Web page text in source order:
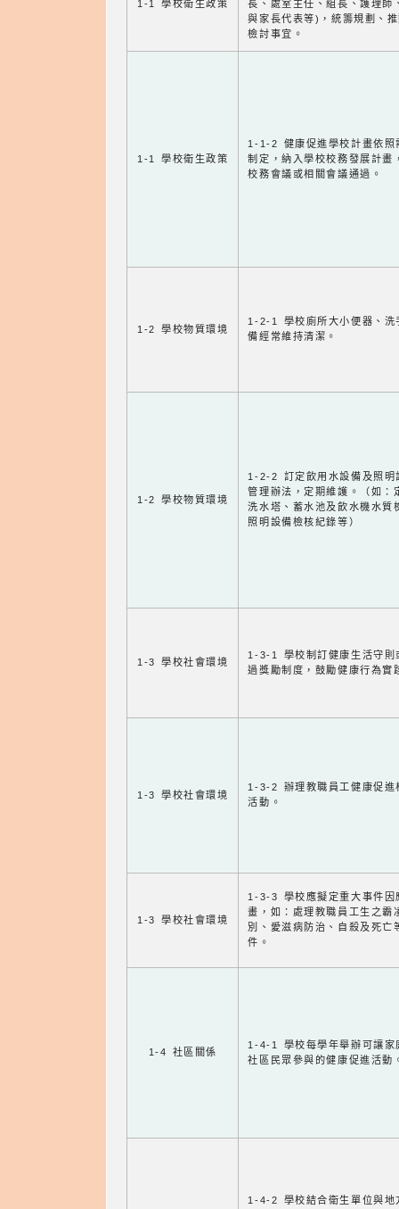
1-1 學校衛生政策
長、處室主任、組長、護理師
與家長代表等)，統籌規劃、
檢討事宜。
1-1 學校衛生政策
1-1-2 健康促進學校計畫依照
制定，納入學校校務發展計畫
校務會議或相關會議通過。
1-2 學校物質環境
1-2-1 學校廁所大小便器、洗
備經常維持清潔。
1-2 學校物質環境
1-2-2 訂定飲用水設備及照明
管理辦法，定期維護。（如：
洗水塔、蓄水池及飲水機水質
照明設備檢核紀錄等）
1-3 學校社會環境
1-3-1 學校制訂健康生活守則
過獎勵制度，鼓勵健康行為實
1-3 學校社會環境
1-3-2 辦理教職員工健康促進
活動。
1-3 學校社會環境
1-3-3 學校應擬定重大事件因
畫，如：處理教職員工生之霸
別、愛滋病防治、自殺及死亡
件。
1-4 社區關係
1-4-1 學校每學年舉辦可讓家
社區民眾參與的健康促進活動
1-4-2 學校結合衛生單位與地